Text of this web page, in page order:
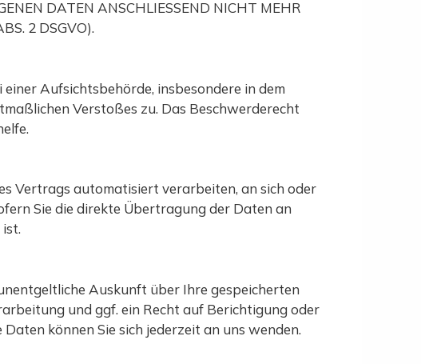
DATEN ANSCHLIESSEND NICHT MEHR
2 DSGVO).
Aufsichtsbehörde, insbesondere in dem
Verstoßes zu. Das Beschwerderecht
Vertrags automatisiert verarbeiten, an sich oder
Sie die direkte Übertragung der Daten an
Auskunft über Ihre gespeicherten
und ggf. ein Recht auf Berichtigung oder
können Sie sich jederzeit an uns wenden.